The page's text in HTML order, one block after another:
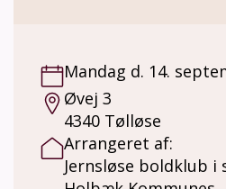
Kjeldsen og Zafir Bæk
enkle greb, der kan
struktur og
demensramte og de
Mandag d. 14.
Øvej 3
4340 Tølløse
Arrangeret af:
Jernsløse boldklub i